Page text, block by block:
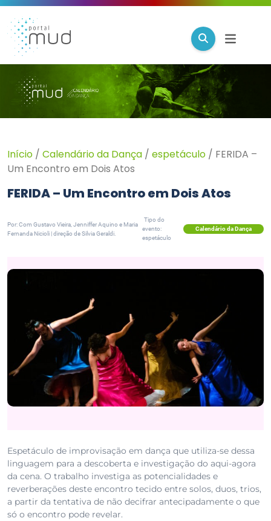
Início / Calendário da Dança / espetáculo / FERIDA –
Um Encontro em Dois Atos
FERIDA – Um Encontro em Dois Atos
Por: Com Gustavo Vieira, Jenniffer Aquino e Maria
Fernanda Nicioli | direção de Silvia Geraldi.
Tipo do
evento:
espetáculo
Calendário da Dança
Espetáculo de improvisação em dança que utiliza-se dessa
linguagem para a descoberta e investigação do aqui-agora
da cena. O trabalho investiga as potencialidades e
reverberações deste encontro tecido entre solos, duos, trios,
a partir da tentativa de não decifrar antecipadamente o que
só o encontro pode revelar.